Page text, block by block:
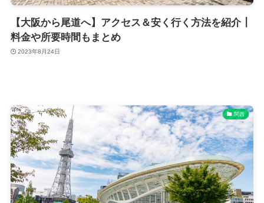
【大阪から尾道へ】アクセス＆安く行く方法を紹介┃
料金や所要時間もまとめ
2023年8月24日
関西